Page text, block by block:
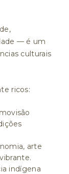
— é um
culturais
ricos:
arte
indígena